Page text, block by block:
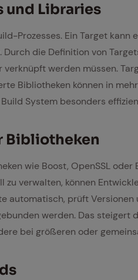
und Li­bra­ries
Prozesses. Ein Target
die Definition von
werden müssen.
Bibliotheken können in
System besonders
Bi­blio­the­ken
wie Boost, OpenSSL
verwalten, können
automatisch, prüft
werden. Das
bei größeren oder